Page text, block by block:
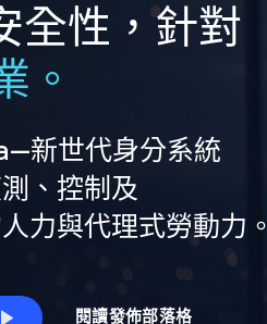
全性，針對
。
新世代身分系統
、控制及
力與代理式勞動力。
閱讀發佈部落格